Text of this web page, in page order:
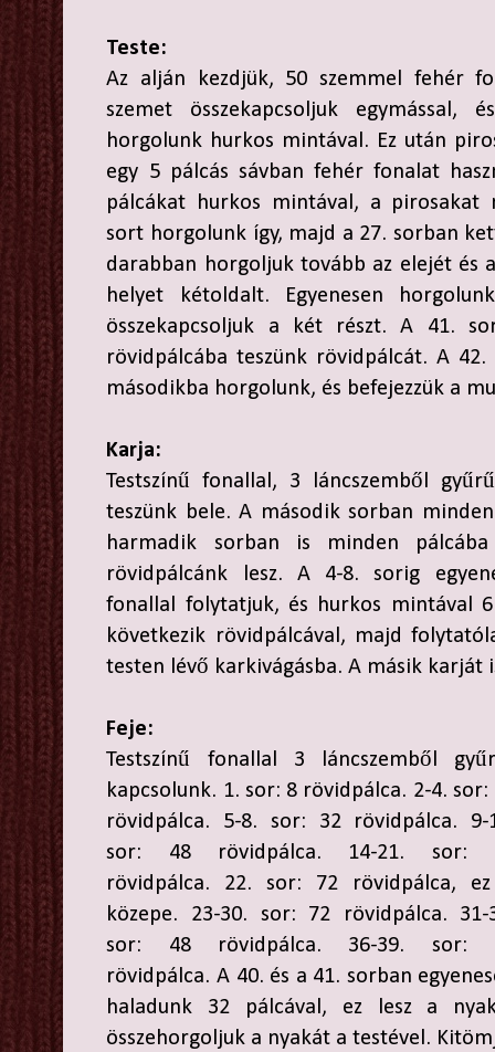
Teste:
Az alján kezdjük, 50 szemmel fehér
szemet összekapcsoljuk
horgolunk hurkos mintával. Ez után
egy 5 pálcás sávban fehér fonalat
pálcákat hurkos mintával, a pirosakat
sort horgolunk így, majd a 27. sorban
darabban horgoljuk tovább az elejét és
helyet kétoldalt. Egyenesen
összekapcsoljuk a két részt. A 41.
rövidpálcába teszünk rövidpálcát. A
másodikba horgolunk, és befejezzük a
Karja:
Testszínű fonallal, 3 láncszemből
teszünk bele. A második sorban
harmadik sorban is minden
rövidpálcánk lesz. A 4-8. sorig
fonallal folytatjuk, és hurkos mintával
következik rövidpálcával, majd
testen lévő karkivágásba. A másik karját
Feje:
Testszínű fonallal 3 láncszemből
kapcsolunk. 1. sor: 8 rövidpálca. 2-4. sor:
rövidpálca. 5-8. sor: 32 rövidpálca. 9-
sor: 48 rövidpálca. 14-21. sor:
rövidpálca. 22. sor: 72 rövidpálca,
közepe. 23-30. sor: 72 rövidpálca. 31-
sor: 48 rövidpálca. 36-39. sor:
rövidpálca. A 40. és a 41. sorban
haladunk 32 pálcával, ez lesz a
összehorgoljuk a nyakát a testével.